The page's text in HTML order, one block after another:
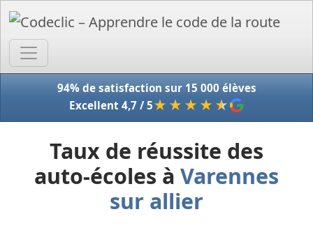
94% de satisfaction sur 15 000 élèves
Excellent 4,7 / 5★★★★ ★
Taux de réussite des
auto-écoles à Varennes
sur allier